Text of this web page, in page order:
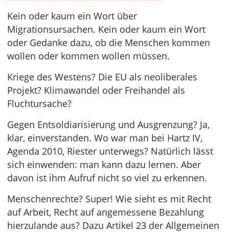
Kein oder kaum ein Wort über
Migrationsursachen. Kein oder kaum ein Wort
oder Gedanke dazu, ob die Menschen kommen
wollen oder kommen wollen müssen.
Kriege des Westens? Die EU als neoliberales
Projekt? Klimawandel oder Freihandel als
Fluchtursache?
Gegen Entsoldiarisierung und Ausgrenzung? Ja,
klar, einverstanden. Wo war man bei Hartz IV,
Agenda 2010, Riester unterwegs? Natürlich lässt
sich einwenden: man kann dazu lernen. Aber
davon ist ihm Aufruf nicht so viel zu erkennen.
Menschenrechte? Super! Wie sieht es mit Recht
auf Arbeit, Recht auf angemessene Bezahlung
hierzulande aus? Dazu Artikel 23 der Allgemeinen